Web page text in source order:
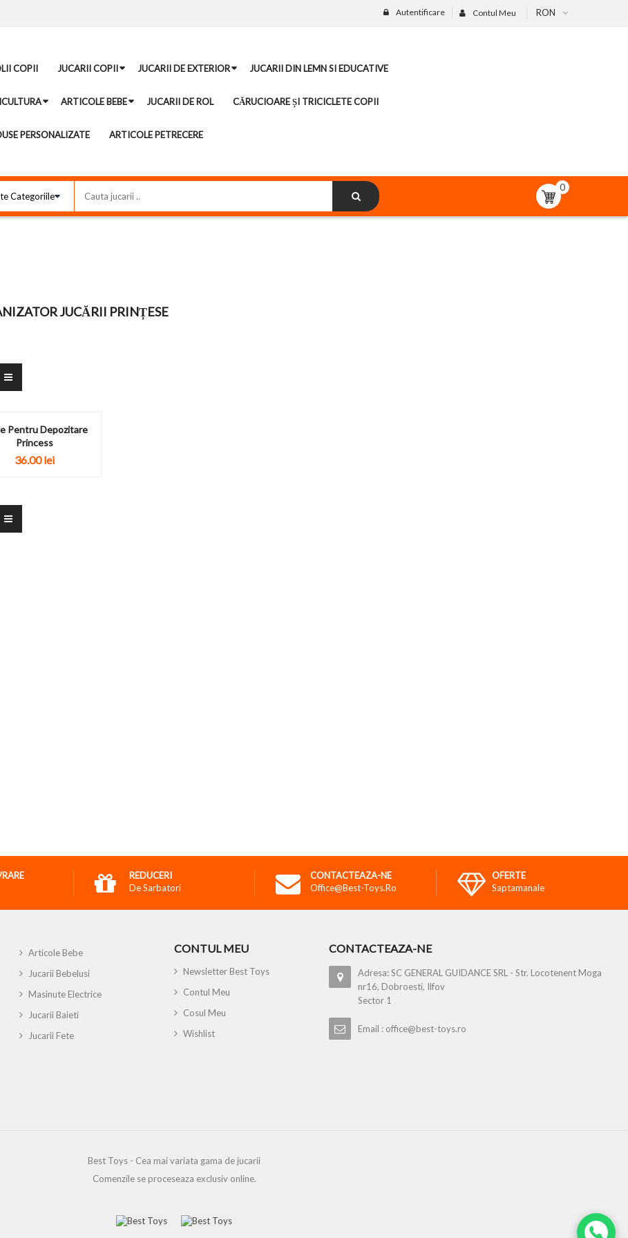
RON
Contul Meu
Autentificare
COPII JUCARII COPII JUCARII DE EXTERIOR JUCARII DIN LEMN SI EDUCATIVE
ARTICOLE BEBE JUCARII DE ROL CĂRUCIOARE ȘI TRICICLETE COPII
PERSONALIZATE ARTICOLE PETRECERE
0
JUCĂRII PRINȚESE
Pentru Depozitare
Princess
36.00lei
REDUCERI
De Sarbatori
CONTACTEAZA-NE
Office@best-Toys.ro
OFERTE
Saptamanale
Articole Bebe
Jucarii Bebelusi
Masinute Electrice
Jucarii Baieti
Jucarii Fete
CONTUL MEU
Newsletter Best Toys
Contul Meu
Cosul Meu
Wishlist
CONTACTEAZA-NE
Adresa: SC GENERAL GUIDANCE SRL - Str. Locotenent Moga
nr16, Dobroesti, Ilfov
Sector 1
Email : office@best-toys.ro
Best Toys - Cea mai variata gama de jucarii
Comenzile se proceseaza exclusiv online.